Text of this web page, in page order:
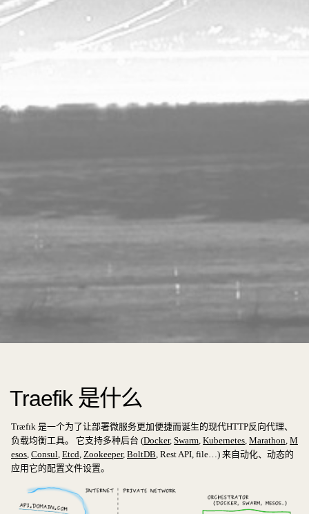
Traefik 是什么
Træfɪk 是一个为了让部署微服务更加便捷而诞生的现代HTTP反向代理、
负载均衡工具。 它支持多种后台 (Docker, Swarm, Kubernetes, Marathon, M
esos, Consul, Etcd, Zookeeper, BoltDB, Rest API, file…) 来自动化、动态的
应用它的配置文件设置。